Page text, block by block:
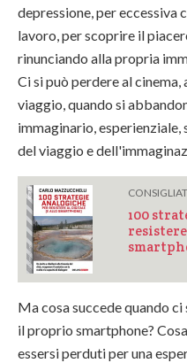
depressione, per eccessiva
lavoro, per scoprire il
rinunciando alla propria
Ci si può perdere al
viaggio, quando si
immaginario,
del viaggio e
100
Ma cosa succede quando
il proprio smartphone?
essersi perduti per una